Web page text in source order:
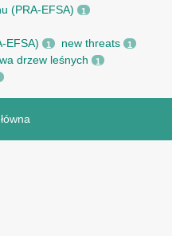
(PRA-EFSA) 1
EFSA) 1 new threats 1
drzew leśnych 1